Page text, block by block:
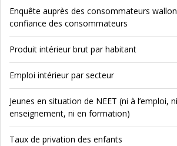
Enquête auprès des consommateurs
confiance des consommateurs
Produit intérieur brut par habitant
Emploi intérieur par secteur
Jeunes en situation de NEET (ni à l’emploi,
enseignement, ni en formation)
Taux de privation des enfants